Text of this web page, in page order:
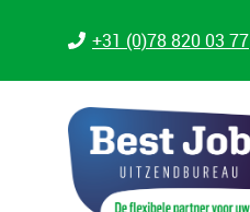
+31 (0)78 820 03 77